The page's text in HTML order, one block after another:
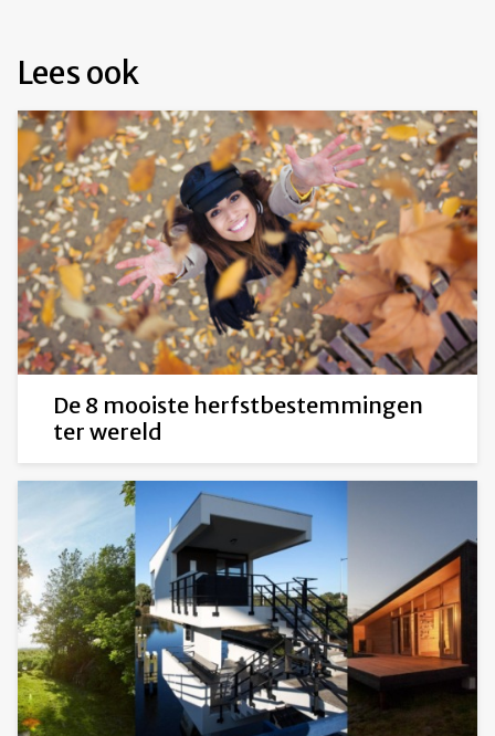
Lees ook
De 8 mooiste herfstbestemmingen
ter wereld